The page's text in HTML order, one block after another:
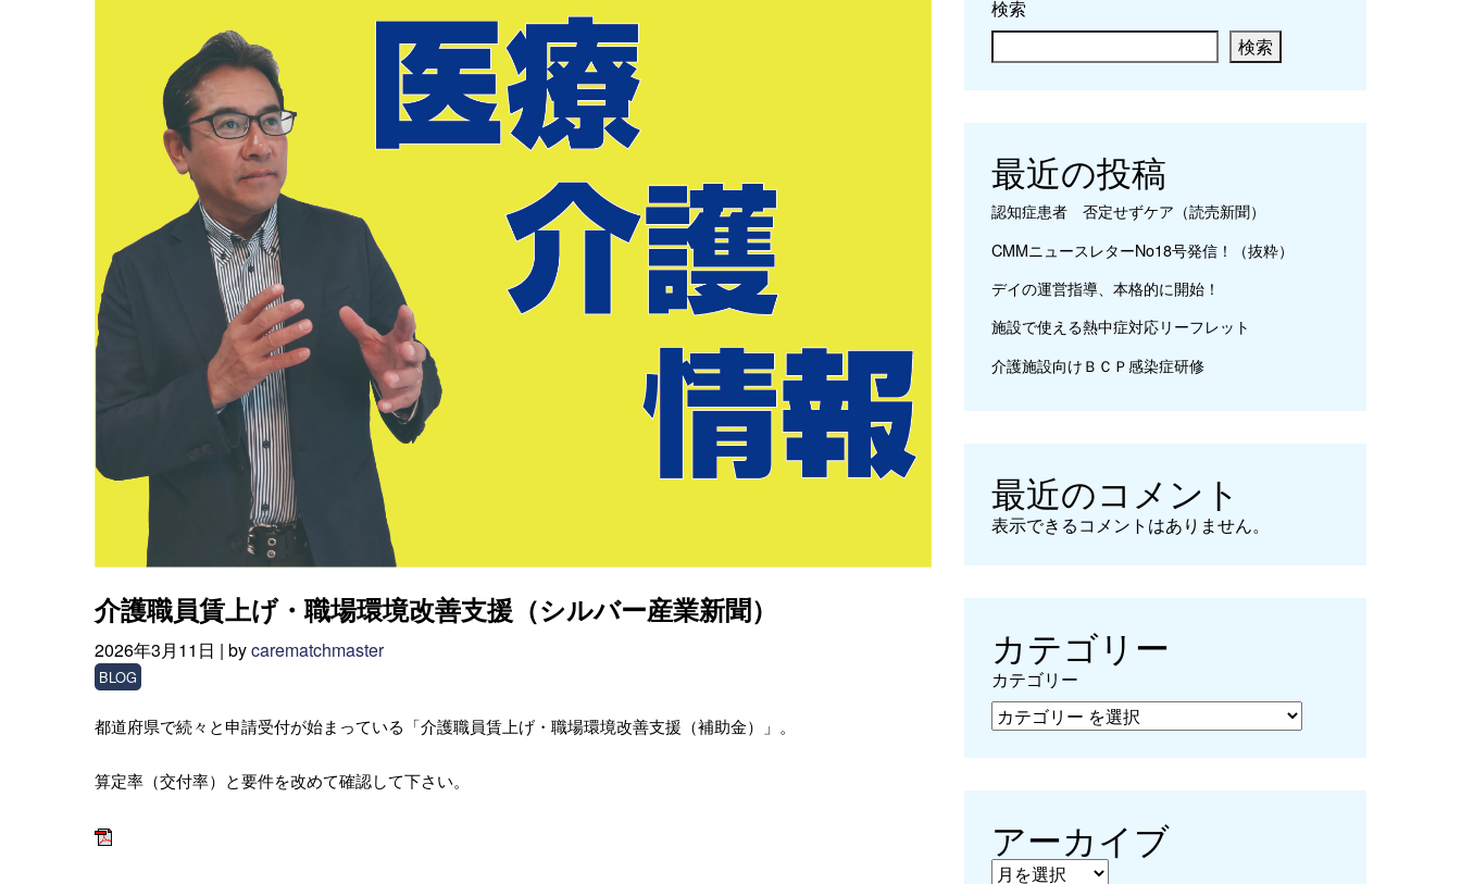
介護職員賃上げ・職場環境改善支援（シルバー産業新聞）
2026年3月11日 | bycarematchmaster
BLOG
都道府県で続々と申請受付が始まっている「介護職員賃上げ・職場環境改善支援（補助金）」。
算定率（交付率）と要件を改めて確認して下さい。
検索
検索
最近の投稿
認知症患者 否定せずケア（読売新聞）
CMMニュースレターNo18号発信！（抜粋）
デイの運営指導、本格的に開始！
施設で使える熱中症対応リーフレット
介護施設向けＢＣＰ感染症研修
最近のコメント
表示できるコメントはありません。
カテゴリー
カテゴリー
アーカイブ
アーカイブ